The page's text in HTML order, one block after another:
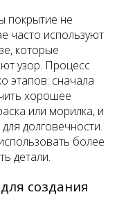
покрытие не
часто используют
которые
узор. Процесс
этапов: сначала
хорошее
или морилка, и
долговечности.
более
детали.
создания